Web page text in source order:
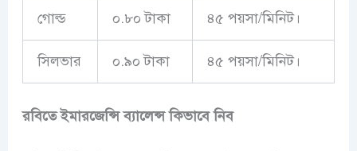
গোল্ড ০.৮০ টাকা ৪৫ পয়সা/মিনিট।
সিলভার ০.৯০ টাকা ৪৫ পয়সা/মিনিট।
রবিতে ইমারজেন্সি ব্যালেন্স কিভাবে নিব